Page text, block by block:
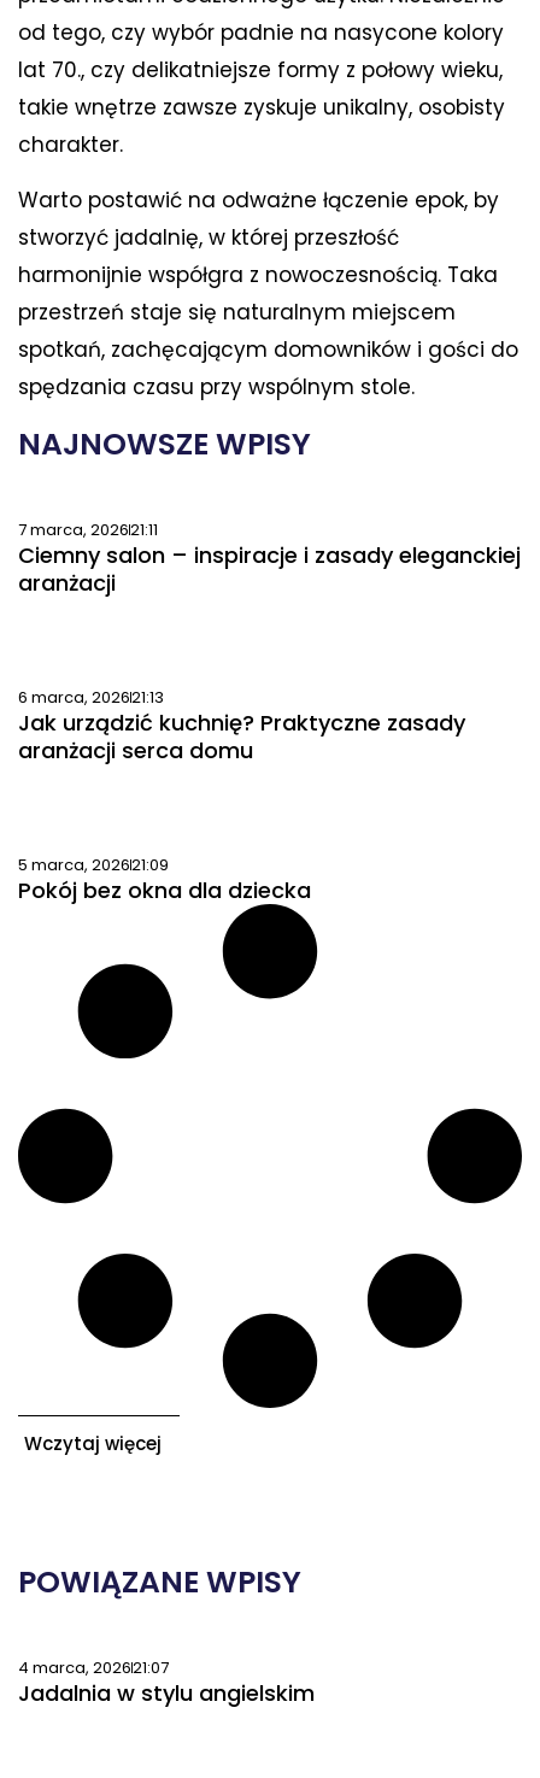
od tego, czy wybór padnie na nasycone kolory
lat 70., czy delikatniejsze formy z połowy wieku,
takie wnętrze zawsze zyskuje unikalny, osobisty
charakter.
Warto postawić na odważne łączenie epok, by
stworzyć jadalnię, w której przeszłość
harmonijnie współgra z nowoczesnością. Taka
przestrzeń staje się naturalnym miejscem
spotkań, zachęcającym domowników i gości do
spędzania czasu przy wspólnym stole.
NAJNOWSZE WPISY
7 marca, 202621:11
Ciemny salon – inspiracje i zasady eleganckiej
aranżacji
6 marca, 202621:13
Jak urządzić kuchnię? Praktyczne zasady
aranżacji serca domu
5 marca, 202621:09
Pokój bez okna dla dziecka
Wczytaj więcej
POWIĄZANE WPISY
4 marca, 202621:07
Jadalnia w stylu angielskim